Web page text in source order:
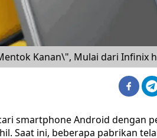
Kanan\", Mulai dari Infinix
smartphone Android dengan
Saat ini, beberapa pabrikan